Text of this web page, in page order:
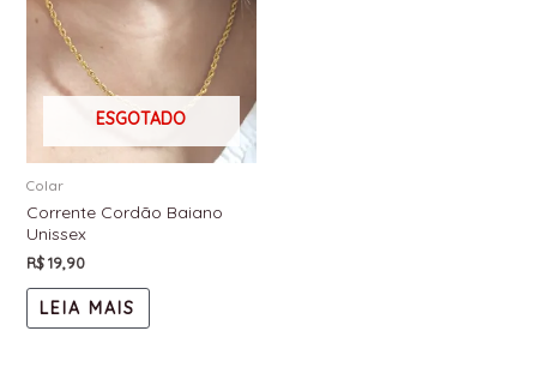
ESGOTADO
Colar
Corrente Cordão Baiano
Unissex
R$19,90
LEIA MAIS